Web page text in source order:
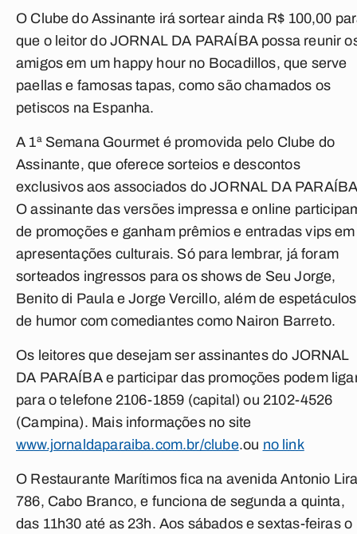
O Clube do Assinante irá sortear ainda R$ 100,00
que o leitor do JORNAL DA PARAÍBApossa reunir
amigos em um happy hour no Bocadillos, que serve
paellas e famosas tapas, como são chamados os
petiscos na Espanha.
A 1ª Semana Gourmet é promovida pelo Clube do
Assinante, que oferece sorteios e descontos
exclusivos aos associados doJORNAL DA
O assinante das versões impressa e online
de promoções e ganham prêmios e entradas vips em
apresentações culturais. Só para lembrar, já foram
sorteados ingressos para os shows de Seu Jorge,
Benito di Paula e Jorge Vercillo, além de espetáculos
de humor com comediantes como Nairon Barreto.
Os leitores que desejam ser assinantes do JORNAL
DA PARAÍBAe participar das promoções podem
para o telefone 2106-1859 (capital) ou 2102-4526
(Campina). Mais informações no site
www.jornaldaparaiba.com.br/clube.ou no link
O Restaurante Marítimos fica na avenida Antonio
786, Cabo Branco, e funciona de segunda a quinta,
das 11h30 até as 23h. Aos sábados e sextas-feiras o